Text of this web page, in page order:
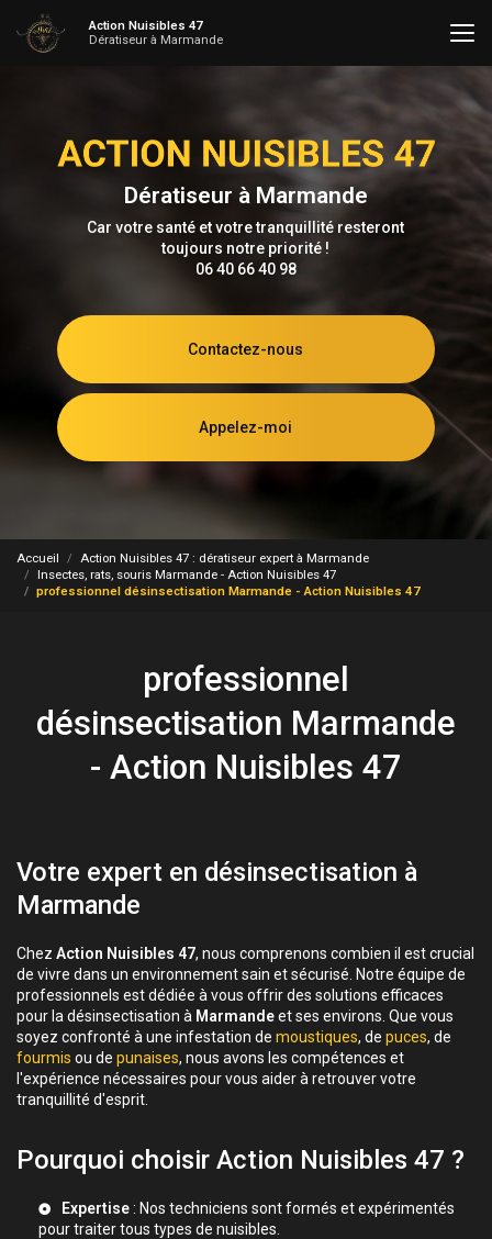
au
contenu
Action Nuisibles 47
Dératiseur à Marmande
Dératiseur à Marmande
Car votre santé et votre tranquillité resteront
toujours notre priorité !
06 40 66 40 98
Contactez-nous
Appelez-moi
Accueil
Action Nuisibles 47 : dératiseur expert à Marmande
Insectes, rats, souris Marmande - Action Nuisibles 47
professionnel désinsectisation Marmande - Action Nuisibles 47
professionnel
désinsectisation Marmande
- Action Nuisibles 47
Votre expert en désinsectisation à
Marmande
Chez Action Nuisibles 47, nous comprenons combien il est crucial
de vivre dans un environnement sain et sécurisé. Notre équipe de
professionnels est dédiée à vous offrir des solutions efficaces
pour la désinsectisation à Marmandeet ses environs. Que vous
soyez confronté à une infestation de moustiques, de puces, de
fourmis ou de punaises, nous avons les compétences et
l'expérience nécessaires pour vous aider à retrouver votre
tranquillité d'esprit.
Pourquoi choisir Action Nuisibles 47 ?
Expertise: Nos techniciens sont formés et expérimentés
pour traiter tous types de nuisibles.